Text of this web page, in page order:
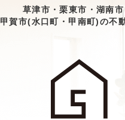
草津市・栗東市・湖南
甲賀市(水口町・甲南町)の不